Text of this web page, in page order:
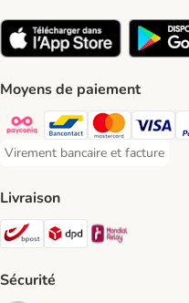
Moyens de paiement
Payconiq Payment Method
Bancontact Payment
Mastercard
Visa
Virement bancaire et facture
Virement bancaire et facture
Livraison
Bpost Shipping Method
DPD Shipping
Sécurité